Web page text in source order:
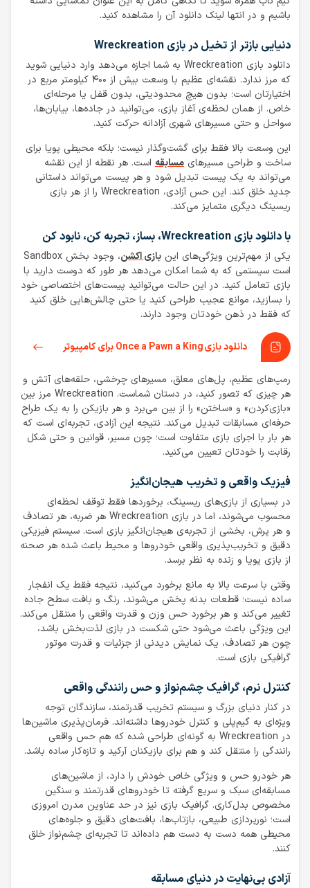
باشیم و در انتها لینک دانلود آن را مشاهده کنید.
دنیایی بازتر از تخیل در بازی Wreckreation
دانلود بازی Wreckreation به شما اجازه می‌دهد وارد دنیایی شوید
که مرز ندارد. نقشه‌ای عظیم با وسعت بیش از ۴۰۰ کیلومتر مربع در
اختیارتان است؛ بدون هیچ محدودیتی، بدون قفل یا مرحله‌ای
خاص. از همان لحظه‌ی آغاز بازی، می‌توانید در جاده‌ها، بیابان‌ها،
سواحل و حتی مسیرهای شهری آزادانه حرکت کنید.
این وسعت بالا فقط برای گشت‌و‌گذار نیست؛ بلکه محیطی پویا برای
ساخت و طراحی مسیرهای مسابقه است. هر نقطه از این نقشه
می‌تواند به یک پیست تبدیل شود و هر پیست می‌تواند داستانی
جدید خلق کند. این حس آزادی، Wreckreation را از هر بازی
ریسینگ دیگری متمایز می‌کند.
با دانلود بازی Wreckreation، بساز، تجربه کن، نابود کن
یکی از مهم‌ترین ویژگی‌های این بازی اکشن
، وجود بخش Sandbox
است سیستمی که به شما امکان می‌دهد هر طور که دوست دارید با
بازی تعامل کنید. در این حالت می‌توانید پیست‌های اختصاصی خود
را بسازید، موانع عجیب طراحی کنید یا حتی چالش‌هایی خلق کنید
که فقط در ذهن خودتان وجود دارند.
دانلود بازی Once a Pawn a King برای کامپیوتر
رمپ‌های عظیم، پل‌های معلق، مسیرهای چرخشی، حلقه‌های آتش و
هر چیزی که تصور کنید، در دستان شماست. Wreckreation مرز بین
«بازی‌کردن» و «ساختن» را از بین می‌برد و هر بازیکن را به یک طراح
حرفه‌ای مسابقات تبدیل می‌کند. نتیجه‌ این آزادی، تجربه‌ای است که
هر بار با اجرای بازی متفاوت است؛ چون مسیر، قوانین و حتی شکل
رقابت را خودتان تعیین می‌کنید.
فیزیک واقعی و تخریب هیجان‌انگیز
در بسیاری از بازی‌های ریسینگ، برخوردها فقط توقف لحظه‌ای
محسوب می‌شوند، اما در بازی Wreckreation هر ضربه، هر تصادف
و هر پرش، بخشی از تجربه‌ی هیجان‌انگیز بازی است. سیستم فیزیکی
دقیق و تخریب‌پذیری واقعی خودروها و محیط باعث شده هر صحنه
از بازی پویا و زنده به نظر برسد.
وقتی با سرعت بالا به مانع برخورد می‌کنید، نتیجه فقط یک انفجار
ساده نیست؛ قطعات بدنه پخش می‌شوند، رنگ و بافت سطح جاده
تغییر می‌کند و هر برخورد حس وزن و قدرت واقعی را منتقل می‌کند.
این ویژگی باعث می‌شود حتی شکست در بازی لذت‌بخش باشد،
چون هر تصادف، یک نمایش دیدنی از جزئیات و قدرت موتور
گرافیکی بازی است.
کنترل نرم، گرافیک چشم‌نواز و حس رانندگی واقعی
در کنار دنیای بزرگ و سیستم تخریب قدرتمند، سازندگان توجه
ویژه‌ای به گیم‌پلی و کنترل خودروها داشته‌اند. فرمان‌پذیری ماشین‌ها
در Wreckreation به گونه‌ای طراحی شده که هم حس واقعی
رانندگی را منتقل کند و هم برای بازیکنان آرکید و تازه‌کار ساده باشد.
هر خودرو حس و ویژگی خاص خودش را دارد، از ماشین‌های
مسابقه‌ای سبک و سریع گرفته تا خودروهای قدرتمند و سنگین
مخصوص بدل‌کاری. گرافیک بازی نیز در حد عناوین مدرن امروزی
است؛ نورپردازی طبیعی، بازتاب‌ها، بافت‌های دقیق و جلوه‌های
محیطی همه دست به دست هم داده‌اند تا تجربه‌ای چشم‌نواز خلق
کنند.
آزادی بی‌نهایت در دنیای مسابقه